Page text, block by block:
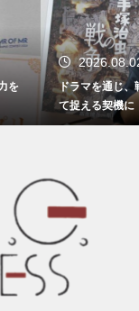
じ、戦争を我が事とし
機に NHK「手塚治虫